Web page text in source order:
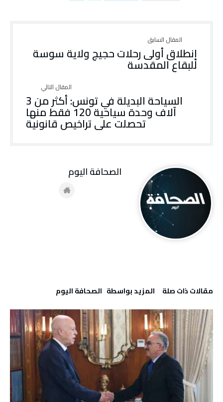
إنطلاق أولى رحلات حجيج ولاية سوسة
للبقاع المقدسة
السياحة البديلة في تونس: أكثر من 3
آلاف وحدة سياحية 120 فقط منها
تحصلت على تراخيص قانونية
‫مقالات ذات صلة‬ ‫‫المزيد بواسطة‬ ‬ ‭ ‬الصحافة‭ ‬اليوم